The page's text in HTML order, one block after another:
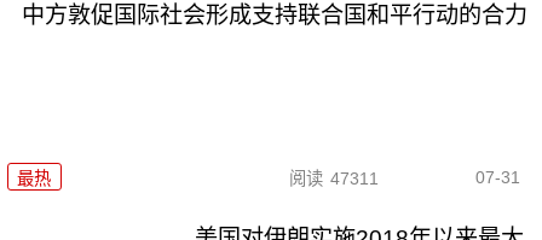
中方敦促国际社会形成支持联合国和平行动的合力
最热 阅读 47311 07-31